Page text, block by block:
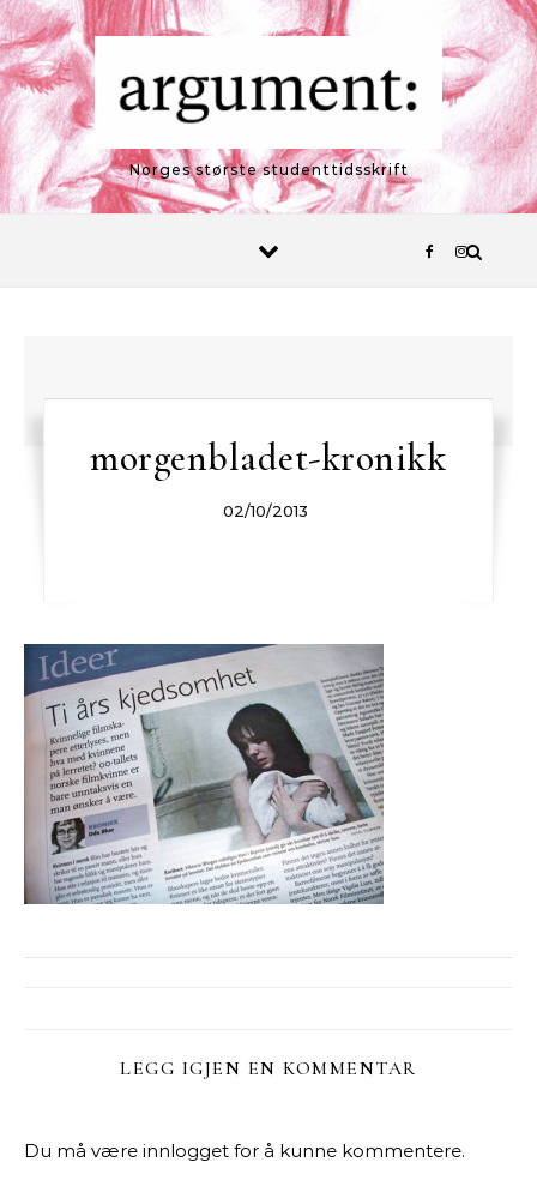
Skip to content
Norges største studenttidsskrift
morgenbladet-kronikk
02/10/2013
LEGG IGJEN EN KOMMENTAR
Du må være innlogget for å kunne kommentere.